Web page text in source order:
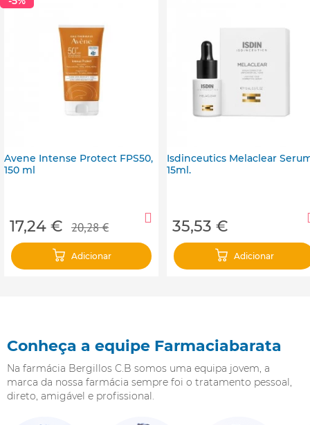
Avene Intense Protect FPS50,
150 ml
17,24 € 20,28 €
Adicionar
Isdinceutics Melaclear
15ml.
35,53 €
Adicionar
Conheça a equipe Farmaciabarata
Na farmácia Bergillos C.B somos uma equipa jovem, a
marca da nossa farmácia sempre foi o tratamento pessoal,
direto, amigável e profissional.